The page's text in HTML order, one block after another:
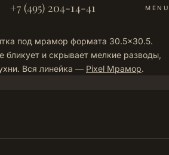
+7 (495) 204-14-41
MENU
под мрамор формата 30.5×30.5.
бликует и скрывает мелкие разводы,
Вся линейка — Pixel Мрамор.